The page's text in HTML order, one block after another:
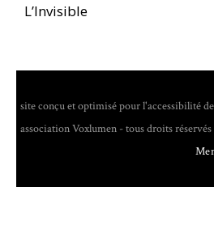
L’Invisible
site conçu et optimisé pour l'accessibilité
association Voxlumen - tous droits réservés